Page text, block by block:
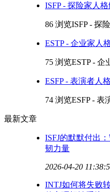
ISFP - 探险家人
86 浏览ISFP - 探
ESTP - 企业家人
75 浏览ESTP - 企
ESFP - 表演者人
74 浏览ESFP - 表
最新文章
ISFJ的默默付出
韧力量
2026-04-20
INTJ如何将失败